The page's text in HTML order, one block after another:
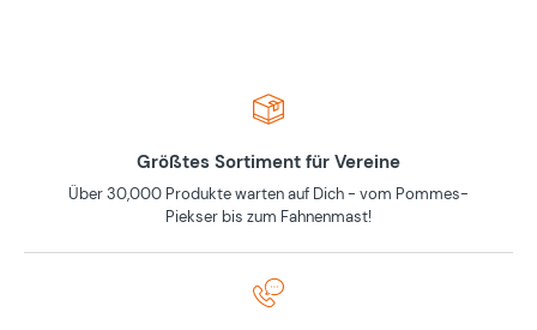
Größtes Sortiment für Vereine
Über 30,000 Produkte warten auf Dich - vom Pommes-
Piekser bis zum Fahnenmast!